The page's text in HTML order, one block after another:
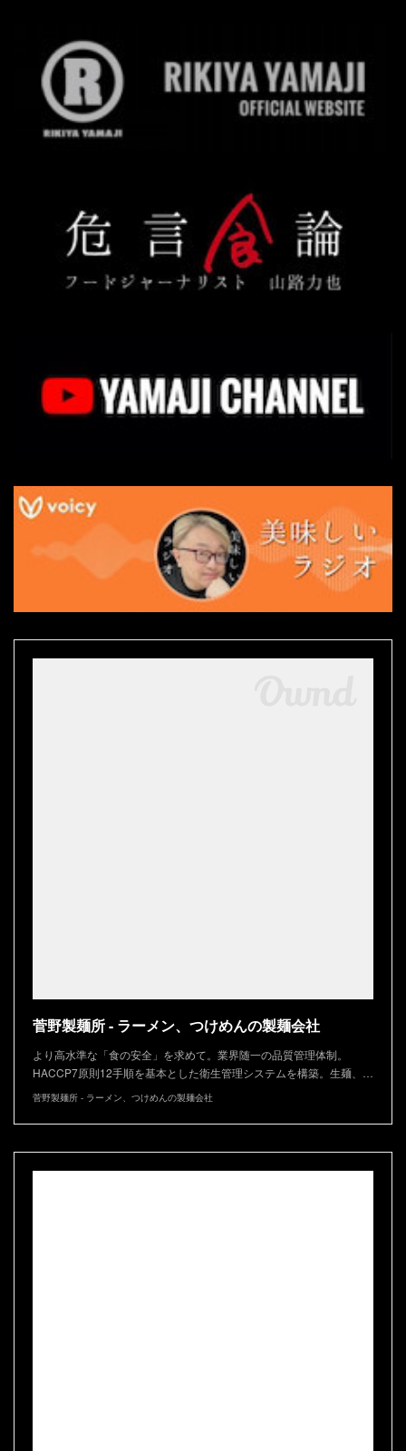
菅野製麺所 - ラーメン、つけめんの製麺会社
より高水準な「食の安全」を求めて。業界随一の品質管理体制。
HACCP7原則12手順を基本とした衛生管理システムを構築。生麺、…
菅野製麺所 - ラーメン、つけめんの製麺会社